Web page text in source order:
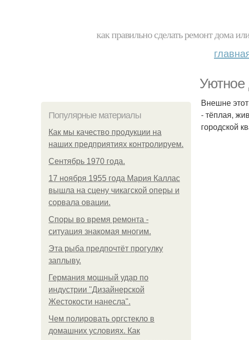
как правильно сделать ремонт дома
Уютное
Популярные материалы
Как мы качество продукции на
наших предприятиях контролируем.
Сентябрь 1970 года.
17 ноября 1955 года Мария Каллас
вышла на сцену чикагской оперы и
сорвала овации.
Споры во время ремонта -
ситуация знакомая многим.
Эта рыба предпочтёт прогулку
заплыву.
Германия мощный удар по
индустрии "Дизайнерской
Жестокости нанесла".
Чем полировать оргстекло в
домашних условиях. Как
Внешне
- тёплая,
городской